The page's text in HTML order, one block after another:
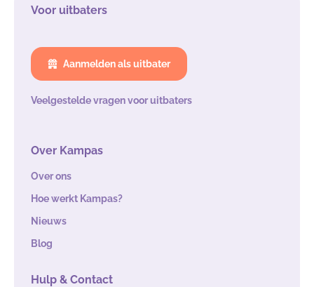
Voor uitbaters
Aanmelden als uitbater
Veelgestelde vragen voor uitbaters
Over Kampas
Over ons
Hoe werkt Kampas?
Nieuws
Blog
Hulp & Contact